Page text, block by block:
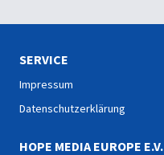
SERVICE
Impressum
Datenschutzerklärung
HOPE MEDIA EUROPE E.V.